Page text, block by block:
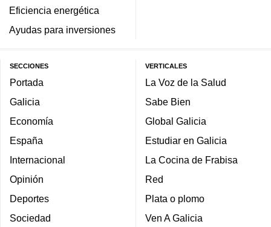
Eficiencia energética
Ayudas para inversiones
SECCIONES
Portada
Galicia
Economía
España
Internacional
Opinión
Deportes
Sociedad
VERTICALES
La Voz de la Salud
Sabe Bien
Global Galicia
Estudiar en Galicia
La Cocina de Frabisa
Red
Plata o plomo
Ven A Galicia